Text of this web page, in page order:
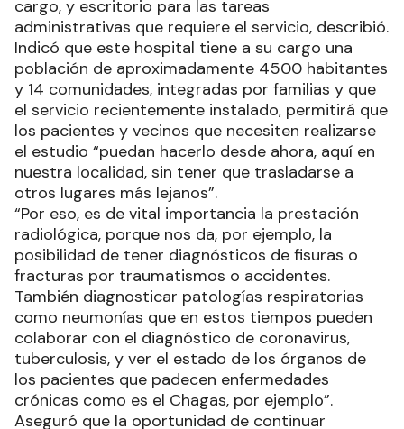
cargo, y escritorio para las tareas
administrativas que requiere el servicio, describió.
Indicó que este hospital tiene a su cargo una
población de aproximadamente 4500 habitantes
y 14 comunidades, integradas por familias y que
el servicio recientemente instalado, permitirá que
los pacientes y vecinos que necesiten realizarse
el estudio “puedan hacerlo desde ahora, aquí en
nuestra localidad, sin tener que trasladarse a
otros lugares más lejanos”.
“Por eso, es de vital importancia la prestación
radiológica, porque nos da, por ejemplo, la
posibilidad de tener diagnósticos de fisuras o
fracturas por traumatismos o accidentes.
También diagnosticar patologías respiratorias
como neumonías que en estos tiempos pueden
colaborar con el diagnóstico de coronavirus,
tuberculosis, y ver el estado de los órganos de
los pacientes que padecen enfermedades
crónicas como es el Chagas, por ejemplo”.
Aseguró que la oportunidad de continuar